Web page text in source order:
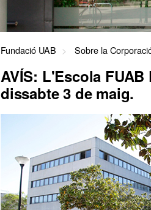
Fundació UAB Sobre la
AVÍS: L'Escola
dissabte 3 de maig.